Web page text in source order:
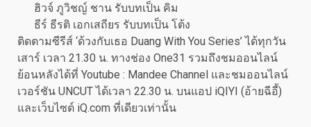
ฮิวจ์ ภูวิชญ์ ชาน รับบทเป็น คิม
ธีร์ ธีรติ เอกเสถียร รับบทเป็น โต้ง
ติดตามซีรีส์ ‘ด้วงกับเธอ Duang With You Series’ ได้ทุกวัน
เสาร์ เวลา 21.30 น. ทางช่อง One31 รวมถึงชมออนไลน์
ย้อนหลังได้ที่ Youtube : Mandee Channel และชมออนไลน์
เวอร์ชัน UNCUT ได้เวลา 22.30 น. บนแอป iQIYI (อ้ายฉีอี้)
และเว็บไซต์ iQ.com ที่เดียวเท่านั้น